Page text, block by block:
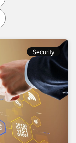
Security